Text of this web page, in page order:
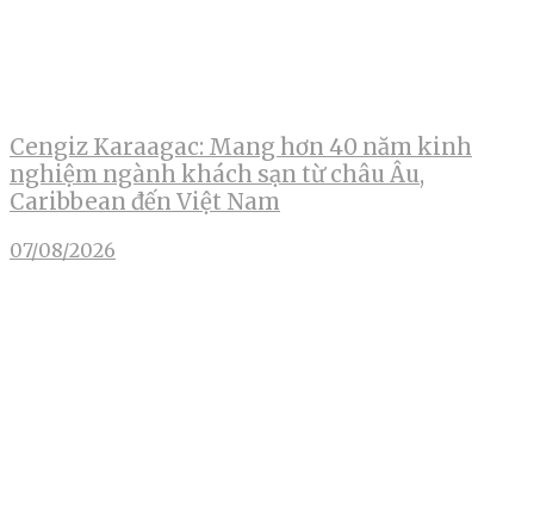
Cengiz Karaagac: Mang hơn 40 năm kinh
nghiệm ngành khách sạn từ châu Âu,
Caribbean đến Việt Nam
07/08/2026